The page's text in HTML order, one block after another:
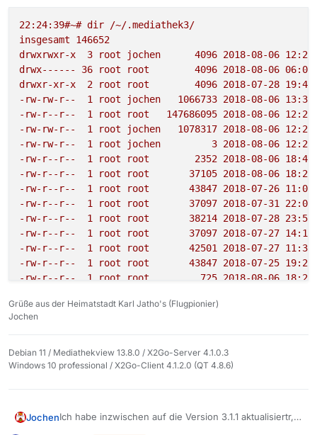
at
at
at
at
at
at
        at java.lang.Thread.run(Thread.
java:748 )
. Programmstart: 06.08.2018 18:41:55
. maxMemory : 1603 MB
. Version : MediathekView
. Java :
. Vendor: Oracle Corporation
. VMname: OpenJDK 64-Bit Server VM
. Version : 1.8 .0_171
. Runtimeversion: 1.8.0 u171-b11-1~bpo8+1 -b11
. Programmpfad : /usr/share/MediathekView-13.1. /
. Verzeichnis
Einstellungen
: /root/.mediathek3
.
.
.
.
.  =======================================
.  Download-Timeout [s]:
.  max.
22:24:39#~# dir /~/.mediathek3/
insgesamt
146652
drwxrwxr-x
3 root jochen 4096 2018-08-06 12:25
drwx------
36 root root 4096 2018-08-06 06:06
drwxr-xr-x
2 root root 4096 2018-07-28 19:46
-rw-rw-r--
1 root jochen 1066733 2018-08-06 13:38
-rw-r--r--
1 root root 147686095 2018-08-06 12:25
-rw-rw-r--
1 root jochen 1078317 2018-08-06 12:29
-rw-rw-r--
1 root jochen 3 2018-08-06 12:25
-rw-r--r--
1 root root 2352 2018-08-06 18:41
-rw-r--r--
1 root root 37105 2018-08-06 18:24
-rw-r--r--
1 root root 43847 2018-07-26 11:03
-rw-r--r--
1 root root 37097 2018-07-31 22:05
-rw-r--r--
1 root root 38214 2018-07-28 23:59
-rw-r--r--
1 root root 37097 2018-07-27 14:10
-rw-r--r--
1 root root 42501 2018-07-27 11:36
-rw-r--r--
1 root root 43847 2018-07-25 19:20
-rw-r--r--
1 root root 725 2018-08-06 18:24
insgesamt 278816
drwxr-xr-x
-rw-r--r-- 1 root root 285466624 2018-08-06
-rw-r--r-- 1 root root 27254 2018-08-06
Grüße aus der Heimatstadt Karl Jatho's (Flugpionier)
Jochen
Debian 11 / Mediathekview 13.8.0 / X2Go-Server 4.1.0.3
Windows 10 professional / X2Go-Client 4.1.2.0 (QT 4.8.6)
JochenIch habe inzwischen auf die Version 3.1.1 aktualisiertr,